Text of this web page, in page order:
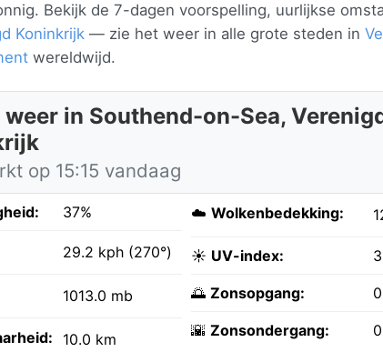
Bekijk de 7-dagen voorspelling, uurlijkse
Koninkrijk — zie het weer in alle grote steden in
wereldwijd.
in Southend-on-Sea,
op 15:15 vandaag
37%
29.2 kph (270°)
1013.0 mb
10.0 km
☁️ Wolkenbedekking:
☀️ UV-index:
🌅 Zonsopgang:
🌇 Zonsondergang: